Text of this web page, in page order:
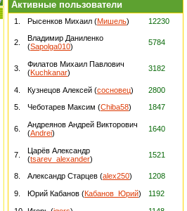
Активные пользователи
1. Рысенков Михаил (Мишель) 12230
2.
Владимир Даниленко
(Sapolga010) 5784
3.
Филатов Михаил Павлович
(Kuchkanar) 3182
4. Кузнецов Алексей (сосновец) 2800
5. Чеботарев Максим (Chiba58) 1847
6.
Андреянов Андрей Викторович
(Andrei) 1640
7.
Царёв Александр
(tsarev_alexander) 1521
8. Александр Старцев (alex250) 1208
9. Юрий Кабанов (Кабанов_Юрий) 1192